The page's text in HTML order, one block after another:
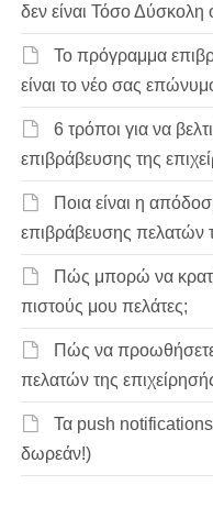
δεν είναι Τόσο Δύσκολη
Το πρόγραμμα
είναι το νέο σας
6 τρόποι για να
επιβράβευσης της
Ποια είναι η
επιβράβευσης πελατών
Πώς μπορώ να
πιστούς μου πελάτες;
Πώς να
πελατών της
Τα push notifications
δωρεάν!)